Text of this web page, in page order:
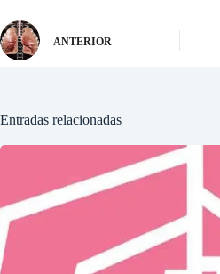
ANTERIOR
Entradas relacionadas